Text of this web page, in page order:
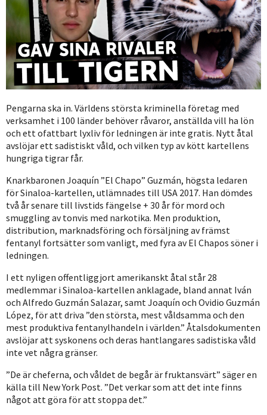
Pengarna ska in. Världens största kriminella företag med
verksamhet i 100 länder behöver råvaror, anställda vill ha lön
och ett ofattbart lyxliv för ledningen är inte gratis. Nytt åtal
avslöjar ett sadistiskt våld, och vilken typ av kött kartellens
hungriga tigrar får.
Knarkbaronen Joaquín ”El Chapo” Guzmán, högsta ledaren
för Sinaloa-kartellen, utlämnades till USA 2017. Han dömdes
två år senare till livstids fängelse + 30 år för mord och
smuggling av tonvis med narkotika. Men produktion,
distribution, marknadsföring och försäljning av främst
fentanyl fortsätter som vanligt, med fyra av El Chapos söner i
ledningen.
I ett nyligen offentliggjort amerikanskt åtal står 28
medlemmar i Sinaloa-kartellen anklagade, bland annat Iván
och Alfredo Guzmán Salazar, samt Joaquín och Ovidio Guzmán
López, för att driva ”den största, mest våldsamma och den
mest produktiva fentanylhandeln i världen.” Åtalsdokumenten
avslöjar att syskonens och deras hantlangares sadistiska våld
inte vet några gränser.
”De är cheferna, och våldet de begår är fruktansvärt” säger en
källa till New York Post. ”Det verkar som att det inte finns
något att göra för att stoppa det.”